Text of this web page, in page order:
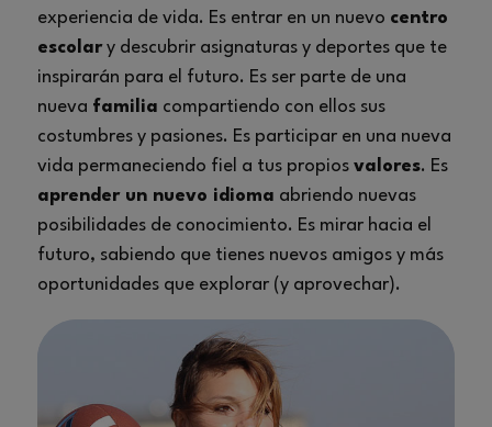
experiencia de vida. Es entrar en un nuevo centro
escolary descubrir asignaturas y deportes que te
inspirarán para el futuro. Es ser parte de una
nueva familia compartiendo con ellos sus
costumbres y pasiones. Es participar en una nueva
vida permaneciendo fiel a tus propios valores. Es
aprender un nuevo idioma abriendo nuevas
posibilidades de conocimiento. Es mirar hacia el
futuro, sabiendo que tienes nuevos amigos y más
oportunidades que explorar (y aprovechar).